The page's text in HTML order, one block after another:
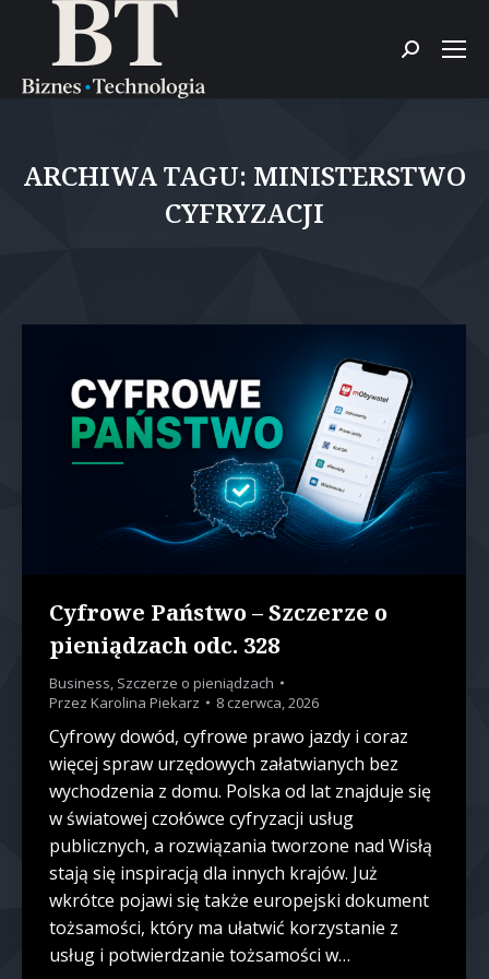
Szukaj:
ARCHIWA TAGU: MINISTERSTWO
CYFRYZACJI
Cyfrowe Państwo – Szczerze o
pieniądzach odc. 328
Business, Szczerze o pieniądzach
Przez Karolina Piekarz 8 czerwca, 2026
Cyfrowy dowód, cyfrowe prawo jazdy i coraz
więcej spraw urzędowych załatwianych bez
wychodzenia z domu. Polska od lat znajduje się
w światowej czołówce cyfryzacji usług
publicznych, a rozwiązania tworzone nad Wisłą
stają się inspiracją dla innych krajów. Już
wkrótce pojawi się także europejski dokument
tożsamości, który ma ułatwić korzystanie z
usług i potwierdzanie tożsamości w…